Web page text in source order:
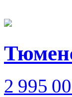
2 995